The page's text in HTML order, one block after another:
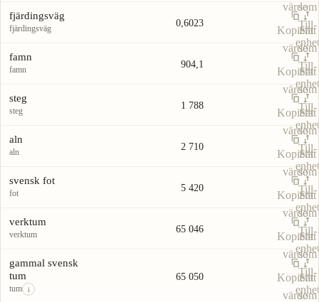
värdesom
Till-
enhet
fjärdingsväg
fjärdingsväg 0,6023
Kopiera
värde
Sätt
som
Till-
enhet
famn
famn 904,1
Kopiera
värde
Sätt
som
Till-
enhet
steg
steg 1 788
Kopiera
värde
Sätt
som
Till-
enhet
aln
aln 2 710
Kopiera
värde
Sätt
som
Till-
enhet
svensk fot
fot 5 420
Kopiera
värde
Sätt
som
Till-
enhet
verktum
verktum 65 046
Kopiera
värde
Sätt
som
Till-
enhet
gammal svensk
tum
tum i
65 050
Kopiera
värde
Sätt
som